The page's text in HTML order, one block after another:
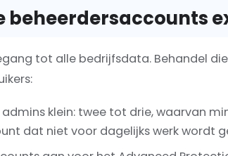
beheerdersaccounts
tot alle bedrijfsdata. Behandel
klein: twee tot drie, waarvan
dat niet voor dagelijks werk wordt